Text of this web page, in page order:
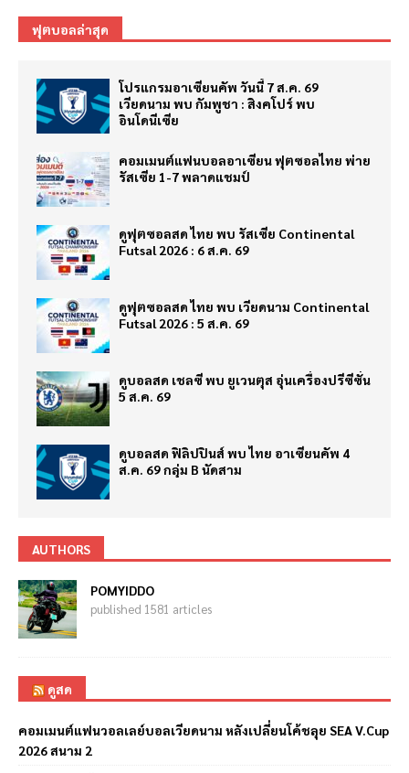
ฟุตบอลล่าสุด
โปรแกรมอาเซียนคัพ วันนี้ 7 ส.ค. 69
เวียดนาม พบ กัมพูชา : สิงคโปร์ พบ
อินโดนีเซีย
คอมเมนต์แฟนบอลอาเซียน ฟุตซอลไทย พ่าย
รัสเซีย 1-7 พลาดแชมป์
ดูฟุตซอลสด ไทย พบ รัสเซีย Continental
Futsal 2026 : 6 ส.ค. 69
ดูฟุตซอลสด ไทย พบ เวียดนาม Continental
Futsal 2026 : 5 ส.ค. 69
ดูบอลสด เชลซี พบ ยูเวนตุส อุ่นเครื่องปรีซีซั่น
5 ส.ค. 69
ดูบอลสด ฟิลิปปินส์ พบ ไทย อาเซียนคัพ 4
ส.ค. 69 กลุ่ม B นัดสาม
AUTHORS
POMYIDDO
published 1581 articles
ดูสด
คอมเมนต์แฟนวอลเลย์บอลเวียดนาม หลังเปลี่ยนโค้ชลุย SEA V.Cup
2026 สนาม 2